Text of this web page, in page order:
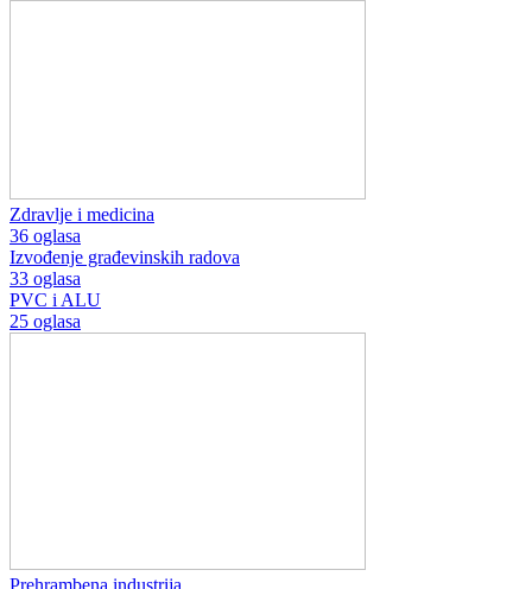
Zdravlje i medicina
36 oglasa
Izvođenje građevinskih radova
33 oglasa
PVC i ALU
25 oglasa
Prehrambena industrija